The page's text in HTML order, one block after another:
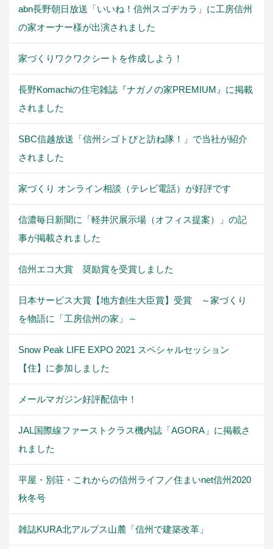
abn長野朝日放送「いいね！信州スゴヂカラ」に工房信州
の家オーナー様が出演されました
家づくりワクワクシートを作成しよう！
長野Komachiの住宅雑誌『ナガノの家PREMIUM』に掲載
されました
SBC信越放送「信州シゴトびと訪ね隊！」で当社が紹介
されました
家づくり オンライン相談（テレビ電話）が好評です
信濃毎日新聞に「軽井沢展示場（オフィス提案）」の記
事が掲載されました
信州エコ大賞 奨励賞を受賞しました
日本サービス大賞【地方創生大臣賞】受賞 ～家づくり
を物語に「工房信州の家」～
Snow Peak LIFE EXPO 2021 スペシャルセッション
【住】に参加しました
メールマガジン好評配信中！
JAL国際線ファーストクラス機内誌「AGORA」に掲載さ
れました
平屋・別荘・これからの信州ライフ／住まいnet信州2020
秋冬号
雑誌KURA北アルプス山麓「信州で建築改革」